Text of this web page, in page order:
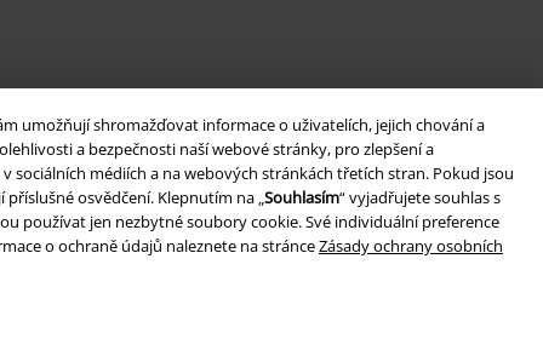
umožňují shromažďovat informace o uživatelích, jejich chování a
a bezpečnosti naší webové stránky, pro zlepšení a
sociálních médiích a na webových stránkách třetích stran. Pokud jsou
osvědčení. Klepnutím na „Souhlasím“ vyjadřujete souhlas s
používat jen nezbytné soubory cookie. Své individuální preference
o ochraně údajů naleznete na stránceZásady ochrany osobních